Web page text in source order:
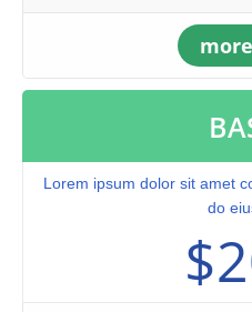
Lorem ipsum dolor sit amet
do